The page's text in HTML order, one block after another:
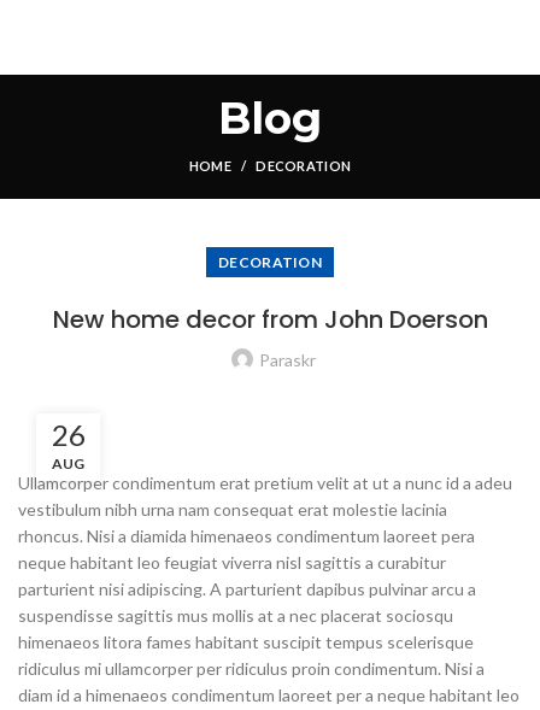
Blog
HOME DECORATION
DECORATION
New home decor from John Doerson
Paraskr
26
AUG
Ullamcorper condimentum erat pretium velit at ut a nunc id a adeu
vestibulum nibh urna nam consequat erat molestie lacinia
rhoncus. Nisi a diamida himenaeos condimentum laoreet pera
neque habitant leo feugiat viverra nisl sagittis a curabitur
parturient nisi adipiscing. A parturient dapibus pulvinar arcu a
suspendisse sagittis mus mollis at a nec placerat sociosqu
himenaeos litora fames habitant suscipit tempus scelerisque
ridiculus mi ullamcorper per ridiculus proin condimentum. Nisi a
diam id a himenaeos condimentum laoreet per a neque habitant leo